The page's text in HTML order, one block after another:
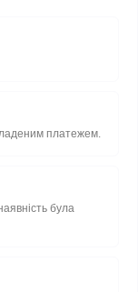
платежем.
була